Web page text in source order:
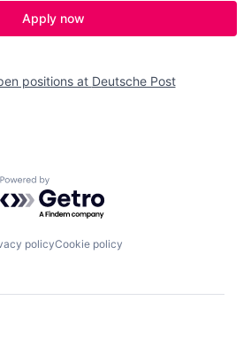
Apply now
positions at Deutsche Post
Powered by Getro.com
policyCookie policy